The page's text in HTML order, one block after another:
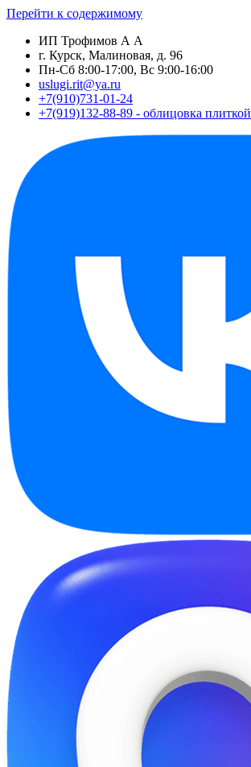
Перейти к содержимому
ИП Трофимов А А
г. Курск, Малиновая, д. 96
Пн-Сб 8:00-17:00, Вс 9:00-16:00
uslugi.rit@ya.ru
+7(910)731-01-24
+7(919)132-88-89 - облицовка плиткой